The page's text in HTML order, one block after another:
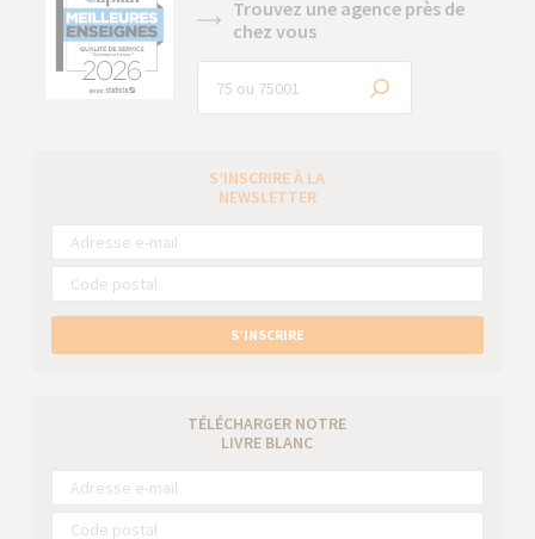
Trouvez une agence près de
chez vous
S’INSCRIRE À LA
NEWSLETTER
S’INSCRIRE
TÉLÉCHARGER NOTRE
LIVRE BLANC